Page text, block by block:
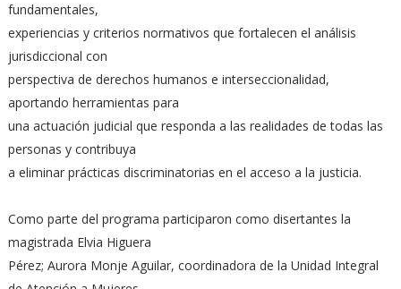
fundamentales,
experiencias y criterios normativos que fortalecen el análisis
jurisdiccional con
perspectiva de derechos humanos e interseccionalidad,
aportando herramientas para
una actuación judicial que responda a las realidades de todas las
personas y contribuya
a eliminar prácticas discriminatorias en el acceso a la justicia.
Como parte del programa participaron como disertantes la
magistrada Elvia Higuera
Pérez; Aurora Monje Aguilar, coordinadora de la Unidad Integral